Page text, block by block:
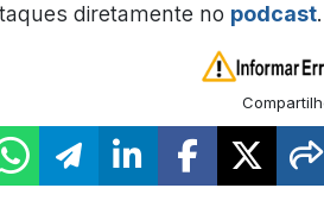
diretamente no podcast.